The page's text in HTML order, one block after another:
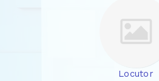
Locutor